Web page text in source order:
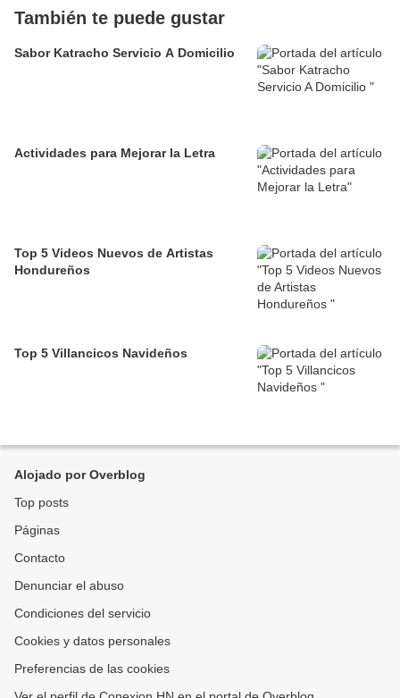
También te puede gustar
Sabor Katracho Servicio A Domicilio
Actividades para Mejorar la Letra
Top 5 Videos Nuevos de Artistas
Hondureños
Top 5 Villancicos Navideños
Alojado por Overblog
Top posts
Páginas
Contacto
Denunciar el abuso
Condiciones del servicio
Cookies y datos personales
Preferencias de las cookies